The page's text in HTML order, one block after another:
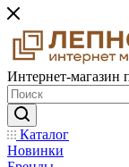
Интернет-магазин
Каталог
Новинки